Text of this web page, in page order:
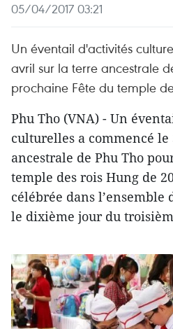
05/04/2017 03:21
Un éventail d'activités
avril sur la terre ancestrale
prochaine Fête du temple
Phu Tho (VNA) - Un
culturelles a commencé
ancestrale de Phu Tho
temple des rois Hung de
célébrée dans l’ensemble
le dixième jour du